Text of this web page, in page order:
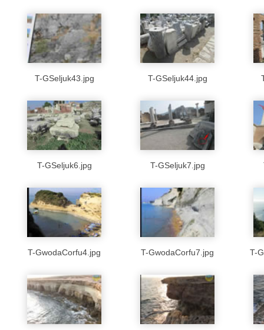
T-GSeljuk43.jpg T-GSeljuk44.jpg
T-GSeljuk6.jpg T-GSeljuk7.jpg
T-GwodaCorfu4.jpg T-GwodaCorfu7.jpg T-